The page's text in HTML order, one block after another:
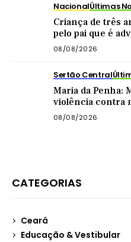
NacionalÚltimas
Criança de três
pelo pai que é
pensão
08/08/2026
Sertão Central
Maria da Penha:
violência contra
no Sertão Central
08/08/2026
CATEGORIAS
Ceará
Educação & Vestibular